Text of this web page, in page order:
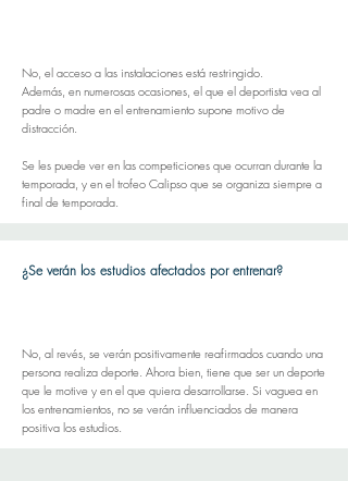
No, el acceso a las instalaciones está restringido.
Además, en numerosas ocasiones, el que el deportista vea al
padre o madre en el entrenamiento supone motivo de
distracción.
Se les puede ver en las competiciones que ocurran durante la
temporada, y en el trofeo Calipso que se organiza siempre a
final de temporada.
¿Se verán los estudios afectados por entrenar?
No, al revés, se verán positivamente reafirmados cuando una
persona realiza deporte. Ahora bien, tiene que ser un deporte
que le motive y en el que quiera desarrollarse. Si vaguea en
los entrenamientos, no se verán influenciados de manera
positiva los estudios.